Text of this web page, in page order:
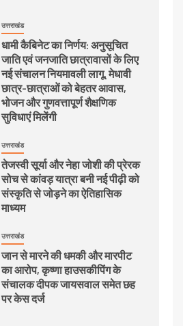
उत्तराखंड
धामी कैबिनेट का निर्णय: अनुसूचित
जाति एवं जनजाति छात्रावासों के लिए
नई संचालन नियमावली लागू, मेधावी
छात्र-छात्राओं को बेहतर आवास,
भोजन और गुणवत्तापूर्ण शैक्षणिक
सुविधाएं मिलेंगी
उत्तराखंड
तेजस्वी सूर्या और नेहा जोशी की प्रेरक
सोच से कांवड़ यात्रा बनी नई पीढ़ी को
संस्कृति से जोड़ने का ऐतिहासिक
माध्यम
उत्तराखंड
जान से मारने की धमकी और मारपीट
का आरोप, कृष्णा हाउसकीपिंग के
संचालक दीपक जायसवाल समेत छह
पर केस दर्ज